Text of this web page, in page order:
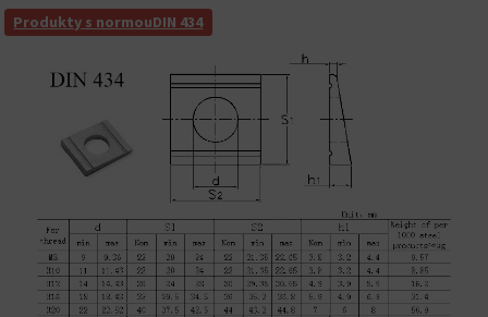
Produkty s normouDIN 434